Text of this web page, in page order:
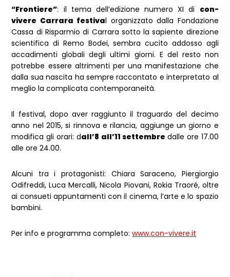
“Frontiere”: il tema dell’edizione numero XI di con-
vivere Carrara festival organizzato dalla Fondazione
Cassa di Risparmio di Carrara sotto la sapiente direzione
scientifica di Remo Bodei, sembra cucito addosso agli
accadimenti globali degli ultimi giorni. E del resto non
potrebbe essere altrimenti per una manifestazione che
dalla sua nascita ha sempre raccontato e interpretato al
meglio la complicata contemporaneità.
Il festival, dopo aver raggiunto il traguardo del decimo
anno nel 2015, si rinnova e rilancia, aggiunge un giorno e
modifica gli orari: dall’8 all’11 settembredalle ore 17.00
alle ore 24.00.
Alcuni tra i protagonisti: Chiara Saraceno, Piergiorgio
Odifreddi, Luca Mercalli, Nicola Piovani, Rokia Traoré, oltre
ai consueti appuntamenti con il cinema, l’arte e lo spazio
bambini.
Per info e programma completo:www.con-vivere.it